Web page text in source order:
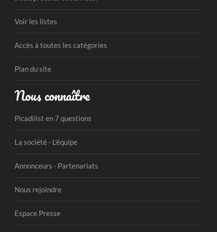
Voir les listes
Accès à toutes les catégories
Plan du site
Nous connaître
Picadilist en 7 questions
La société - L'équipe
Annonceurs - Partenariats
Nous rejoindre
Espace Presse